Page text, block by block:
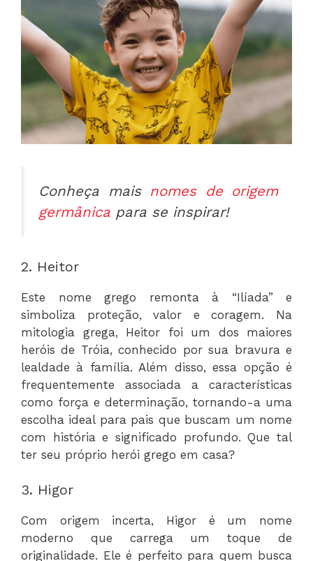
Conheça mais nomes de origem
germânica para se inspirar!
2. Heitor
Este nome grego remonta à “Ilíada” e
simboliza proteção, valor e coragem. Na
mitologia grega, Heitor foi um dos maiores
heróis de Tróia, conhecido por sua bravura e
lealdade à família. Além disso, essa opção é
frequentemente associada a características
como força e determinação, tornando-a uma
escolha ideal para pais que buscam um nome
com história e significado profundo. Que tal
ter seu próprio herói grego em casa?
3. Higor
Com origem incerta, Higor é um nome
moderno que carrega um toque de
originalidade. Ele é perfeito para quem busca